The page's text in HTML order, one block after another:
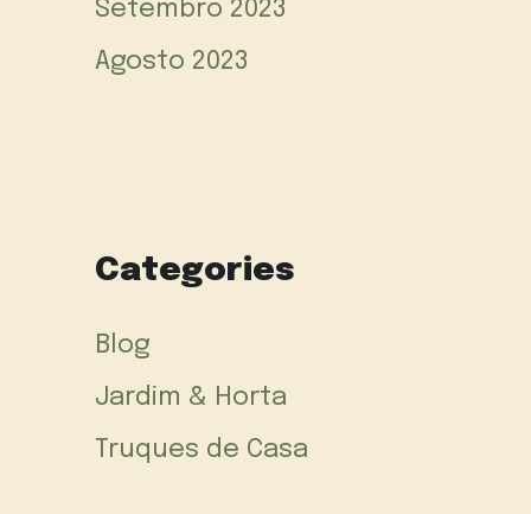
Setembro 2023
Agosto 2023
Categories
Blog
Jardim & Horta
Truques de Casa